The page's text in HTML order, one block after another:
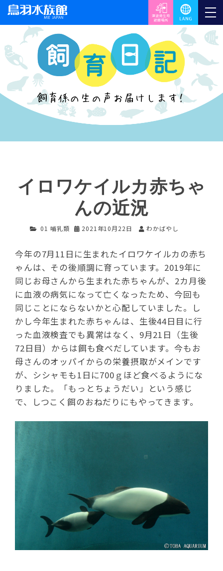
イロワケイルカ赤ちゃ
んの近況
01 哺乳類 2021年10月22日 わかばやし
今年の7月11日に生まれたイロワケイルカの赤ち
ゃんは、その後順調に育っています。2019年に
同じお母さんから生まれた赤ちゃんが、2カ月後
に血液の病気になって亡くなったため、今回も
同じことにならないかと心配していました。し
かし今年生まれた赤ちゃんは、生後44日目に行
った血液検査でも異常はなく、9月21日（生後
72日目）からは餌も食べだしています。今もお
母さんのオッパイからの栄養摂取がメインです
が、シシャモも1日に700ｇほど食べるようにな
りました。「もっとちょうだい」という感じ
で、しつこく餌のおねだりにもやってきます。